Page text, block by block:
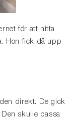
för att hitta
Hon fick då upp
direkt. De gick
skulle passa